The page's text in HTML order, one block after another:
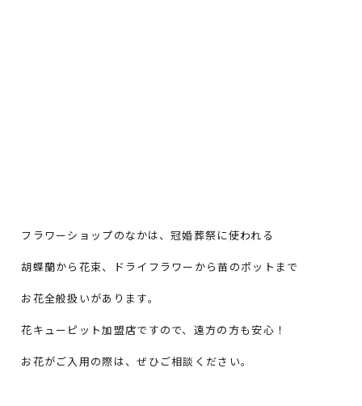
フラワーショップのなかは、冠婚葬祭に使われる
胡蝶蘭から花束、ドライフラワーから苗のポットまで
お花全般扱いがあります。
花キューピット加盟店ですので、遠方の方も安心！
お花がご入用の際は、ぜひご相談ください。